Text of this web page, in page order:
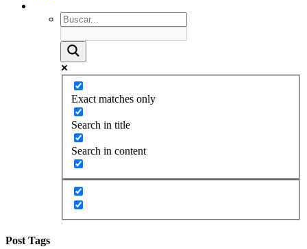
Exact matches only
Search in title
Search in content
Post Tags